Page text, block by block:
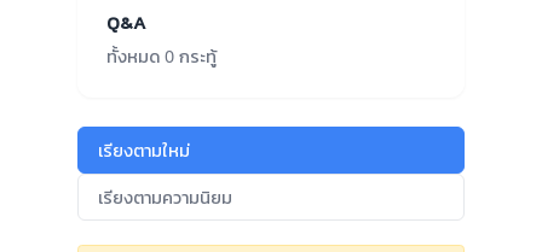
Q&A
ทั้งหมด 0 กระทู้
เรียงตามใหม่
เรียงตามความนิยม